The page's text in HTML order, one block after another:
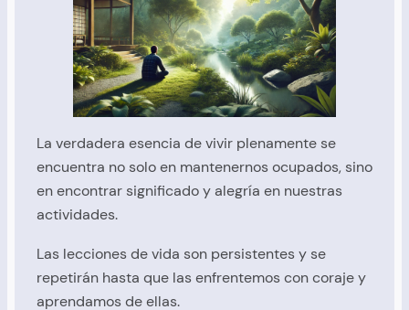
La verdadera esencia de vivir plenamente se
encuentra no solo en mantenernos ocupados, sino
en encontrar significado y alegría en nuestras
actividades.
Las lecciones de vida son persistentes y se
repetirán hasta que las enfrentemos con coraje y
aprendamos de ellas.